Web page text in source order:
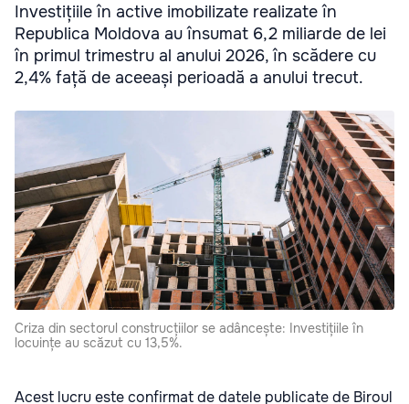
Investițiile în active imobilizate realizate în
Republica Moldova au însumat 6,2 miliarde de lei
în primul trimestru al anului 2026, în scădere cu
2,4% față de aceeași perioadă a anului trecut.
Criza din sectorul construcțiilor se adâncește: Investițiile în
locuințe au scăzut cu 13,5%.
Acest lucru este confirmat de datele publicate de Biroul